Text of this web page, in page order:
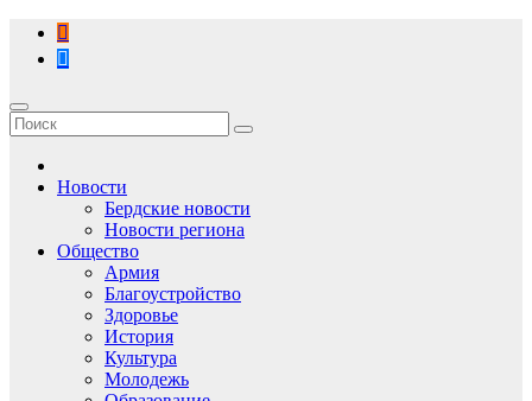
Перейти
содержимому
Новости
Бердские новости
Новости региона
Общество
Армия
Благоустройство
Здоровье
История
Культура
Молодежь